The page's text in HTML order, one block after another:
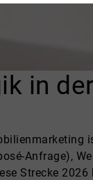
in
Anfrage),
Strecke